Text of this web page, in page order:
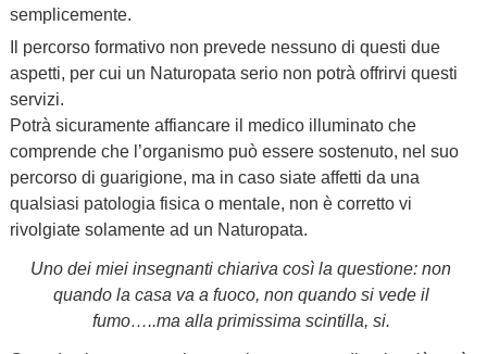
semplicemente.
Il percorso formativo non prevede nessuno di questi due
aspetti, per cui un Naturopata serio non potrà offrirvi questi
servizi.
Potrà sicuramente affiancare il medico illuminato che
comprende che l’organismo può essere sostenuto, nel suo
percorso di guarigione, ma in caso siate affetti da una
qualsiasi patologia fisica o mentale, non è corretto vi
rivolgiate solamente ad un Naturopata.
Uno dei miei insegnanti chiariva così la questione: non
quando la casa va a fuoco, non quando si vede il
fumo…..ma alla primissima scintilla, si.